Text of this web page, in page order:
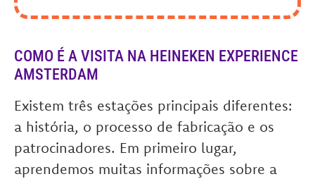
COMO É A VISITA NA HEINEKEN EXPERIENCE
AMSTERDAM
Existem três estações principais diferentes:
a história, o processo de fabricação e os
patrocinadores. Em primeiro lugar,
aprendemos muitas informações sobre a